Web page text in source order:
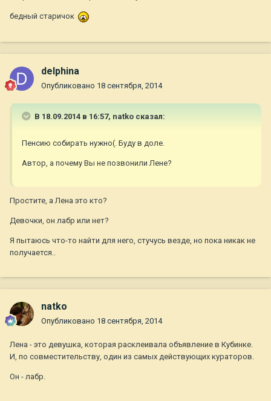
бедный старичок
delphina
Опубликовано 18 сентября, 2014
В 18.09.2014 в 16:57, natko сказал:
Пенсию собирать нужно(. Буду в доле.
Автор, а почему Вы не позвонили Лене?
Простите, а Лена это кто?
Девочки, он лабр или нет?
Я пытаюсь что-то найти для него, стучусь везде, но пока никак не
получается..
natko
Опубликовано 18 сентября, 2014
Лена - это девушка, которая расклеивала объявление в Кубинке.
И, по совместительству, один из самых действующих кураторов.
Он - лабр.